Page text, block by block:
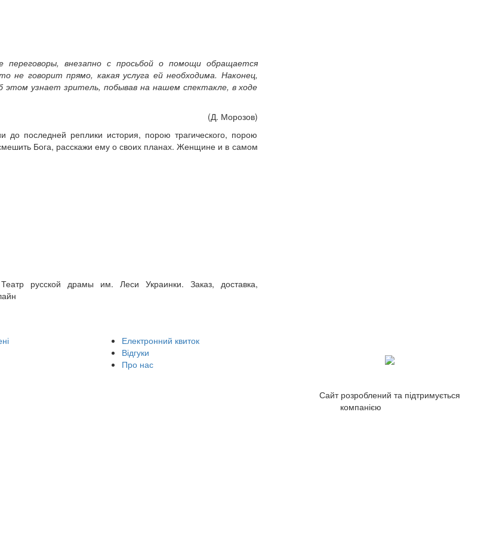
внезапно с просьбой о помощи обращается
не говорит прямо, какая услуга ей необходима. Наконец,
узнает зритель, побывав на нашем спектакле, в ходе
(Д. Морозов)
последней реплики история, порою трагического, порою
Бога, расскажи ему о своих планах. Женщине и в самом
русской драмы им. Леси Украинки. Заказ, доставка,
Електронний квиток
Відгуки
Про нас
Сайт розроблений та підтримується
компанією